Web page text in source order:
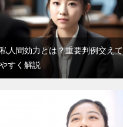
人間効力とは？重要判例交えて
すく解説